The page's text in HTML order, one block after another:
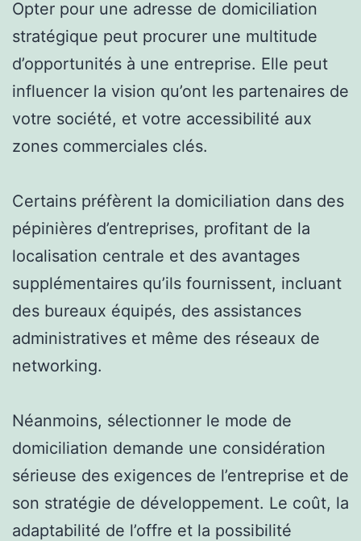
Opter pour une adresse de domiciliation
stratégique peut procurer une multitude
d’opportunités à une entreprise. Elle peut
influencer la vision qu’ont les partenaires de
votre société, et votre accessibilité aux
zones commerciales clés.
Certains préfèrent la domiciliation dans des
pépinières d’entreprises, profitant de la
localisation centrale et des avantages
supplémentaires qu’ils fournissent, incluant
des bureaux équipés, des assistances
administratives et même des réseaux de
networking.
Néanmoins, sélectionner le mode de
domiciliation demande une considération
sérieuse des exigences de l’entreprise et de
son stratégie de développement. Le coût, la
adaptabilité de l’offre et la possibilité